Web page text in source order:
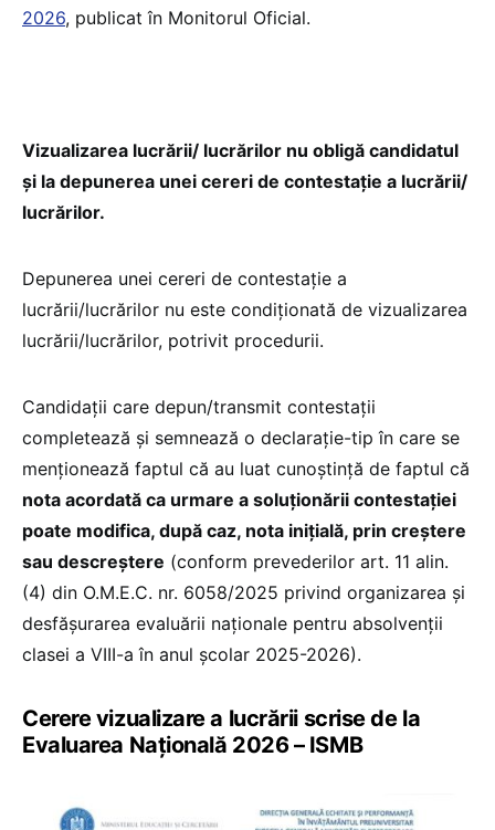
2026, publicat în Monitorul Oficial.
Vizualizarea lucrării/ lucrărilor nu obligă candidatul
și la depunerea unei cereri de contestație a lucrării/
lucrărilor.
Depunerea unei cereri de contestație a
lucrării/lucrărilor nu este condiționată de vizualizarea
lucrării/lucrărilor, potrivit procedurii.
Candidații care depun/transmit contestații
completează și semnează o declarație-tip în care se
menționează faptul că au luat cunoștință de faptul că
nota acordată ca urmare a soluționării contestației
poate modifica, după caz, nota inițială, prin creștere
sau descreștere (conform prevederilor art. 11 alin.
(4) din O.M.E.C. nr. 6058/2025 privind organizarea și
desfășurarea evaluării naționale pentru absolvenții
clasei a VIII-a în anul școlar 2025-2026).
Cerere vizualizare a lucrării scrise de la
Evaluarea Națională 2026 – ISMB